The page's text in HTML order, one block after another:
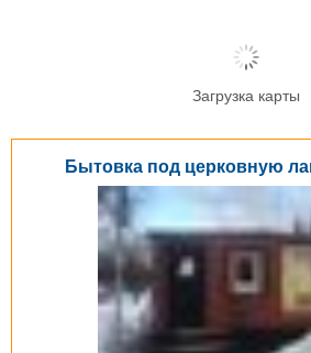
Загрузка карты
Бытовка под церковную